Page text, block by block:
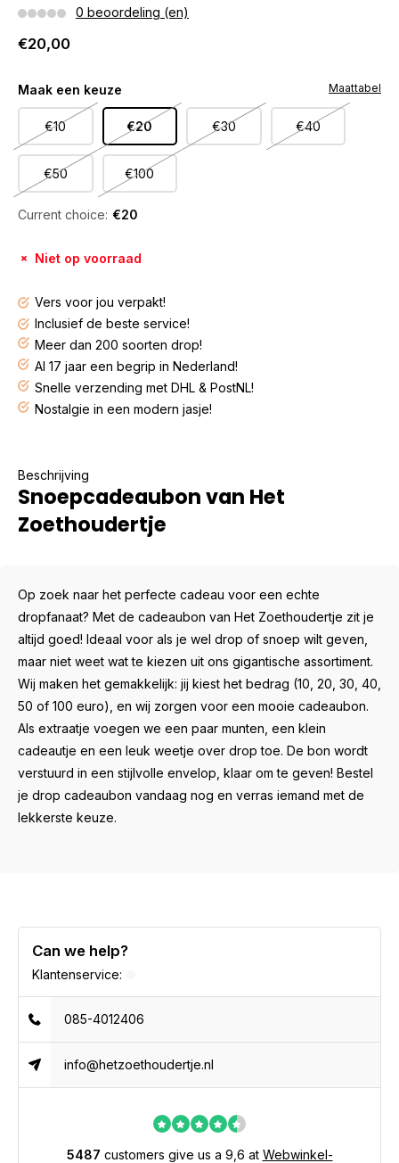
0 beoordeling (en)
€20,00
Maak een keuze
€10 €20 €30 €40
€50 €100
Current choice: €20
Maattabel
Niet op voorraad
Vers voor jou verpakt!
Inclusief de beste service!
Meer dan 200 soorten drop!
Al 17 jaar een begrip in Nederland!
Snelle verzending met DHL & PostNL!
Nostalgie in een modern jasje!
Beschrijving
Snoepcadeaubon van Het
Zoethoudertje
Op zoek naar het perfecte cadeau voor een echte
dropfanaat? Met de cadeaubon van Het Zoethoudertje zit je
altijd goed! Ideaal voor als je wel drop of snoep wilt geven,
maar niet weet wat te kiezen uit ons gigantische assortiment.
Wij maken het gemakkelijk: jij kiest het bedrag (10, 20, 30, 40,
50 of 100 euro), en wij zorgen voor een mooie cadeaubon.
Als extraatje voegen we een paar munten, een klein
cadeautje en een leuk weetje over drop toe. De bon wordt
verstuurd in een stijlvolle envelop, klaar om te geven! Bestel
je drop cadeaubon vandaag nog en verras iemand met de
lekkerste keuze.
Can we help?
Klantenservice:
085-4012406
info@hetzoethoudertje.nl
5487 customers give us a 9,6 at Webwinkel-